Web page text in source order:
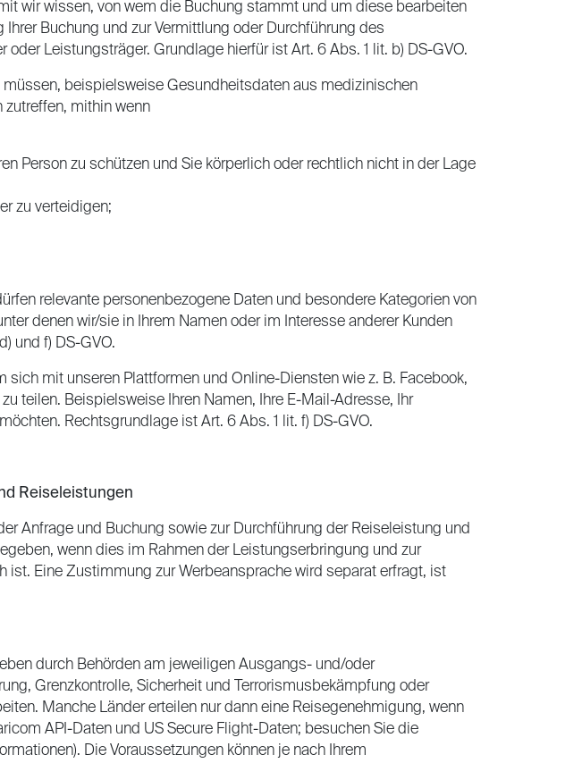
wir wissen, von wem die Buchung stammt und um diese bearbeiten
Buchung und zur Vermittlung oder Durchführung des
Leistungsträger. Grundlage hierfür ist Art. 6 Abs. 1 lit. b) DS-GVO.
beispielsweise Gesundheitsdaten aus medizinischen
zutreffen, mithin wenn
Person zu schützen und Sie körperlich oder rechtlich nicht in der Lage
zu verteidigen;
relevante personenbezogene Daten und besondere Kategorien von
denen wir/sie in Ihrem Namen oder im Interesse anderer Kunden
und f) DS-GVO.
mit unseren Plattformen und Online-Diensten wie z. B. Facebook,
teilen. Beispielsweise Ihren Namen, Ihre E-Mail-Adresse, Ihr
Rechtsgrundlage ist Art. 6 Abs. 1 lit. f) DS-GVO.
Reiseleistungen
Anfrage und Buchung sowie zur Durchführung der Reiseleistung und
wenn dies im Rahmen der Leistungserbringung und zur
Eine Zustimmung zur Werbeansprache wird separat erfragt, ist
durch Behörden am jeweiligen Ausgangs- und/oder
Grenzkontrolle, Sicherheit und Terrorismusbekämpfung oder
Manche Länder erteilen nur dann eine Reisegenehmigung, wenn
API-Daten und US Secure Flight-Daten; besuchen Sie die
Die Voraussetzungen können je nach Ihrem